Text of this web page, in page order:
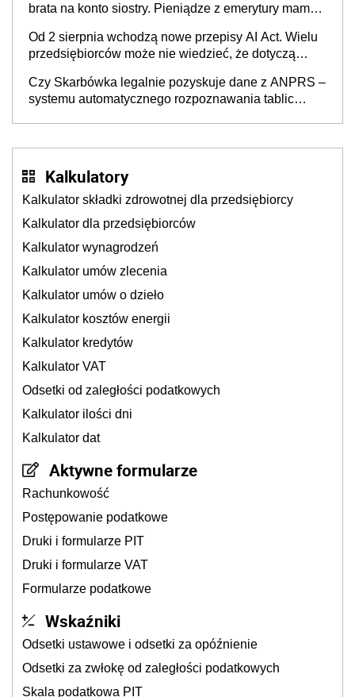
brata na konto siostry. Pieniądze z emerytury mamy
będzie
Od 2 sierpnia wchodzą nowe przepisy AI Act. Wielu
przedsiębiorców może nie wiedzieć, że dotyczą
Czy Skarbówka legalnie pozyskuje dane z ANPRS –
systemu automatycznego rozpoznawania tablic
Kalkulatory
Kalkulator składki zdrowotnej dla przedsiębiorcy
Kalkulator dla przedsiębiorców
Kalkulator wynagrodzeń
Kalkulator umów zlecenia
Kalkulator umów o dzieło
Kalkulator kosztów energii
Kalkulator kredytów
Kalkulator VAT
Odsetki od zaległości podatkowych
Kalkulator ilości dni
Kalkulator dat
Aktywne formularze
Rachunkowość
Postępowanie podatkowe
Druki i formularze PIT
Druki i formularze VAT
Formularze podatkowe
Wskaźniki
Odsetki ustawowe i odsetki za opóźnienie
Odsetki za zwłokę od zaległości podatkowych
Skala podatkowa PIT